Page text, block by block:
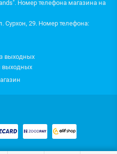
Номер телефона магазина на
Сурхон, 29. Номер телефона:
выходных
выходных